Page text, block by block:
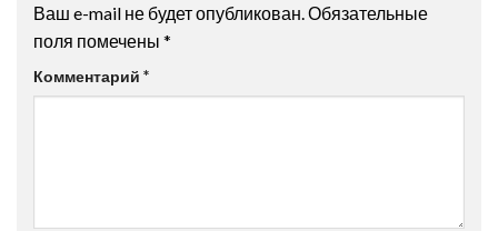
Ваш e-mail не будет опубликован.Обязательные
поля помечены *
Комментарий *